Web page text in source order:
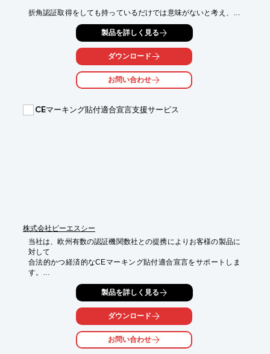
折角認証取得をしても持っているだけでは意味がないと考え、当
文書を作る場合でも、ヒアリングしながら作成。
コンサルタント主導で推進いたしますが、貴社の推進メンバーの
にも積極的にご参加いただき、貴社の業務の流れや業務改善や生
【特長】
製品を詳しく見る
ダウンロード
お問い合わせ
CEマーキング貼付適合宣言支援サービス
株式会社ピーエスシー
当社は、欧州有数の認証機関数社との提携によりお客様の製品に
対して
合法的かつ経済的なCEマーキング貼付適合宣言をサポートしま
す。
宣言書発行後もご希望に応じて欧州代理人が継続メンテナンス。
アフターサポートの体制も整っています。
初めてCEマーキング適合宣言を目指す方はもちろん、これまで
行った経験のある方も、どんな小さな疑問でもお気軽にご相談く
製品を詳しく見る
ダウンロード
お問い合わせ